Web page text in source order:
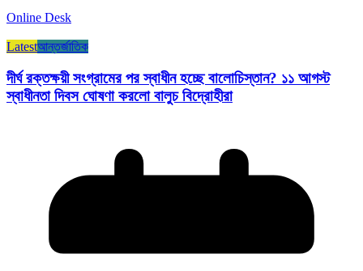
Online Desk
Latestআন্তর্জাতিক
দীর্ঘ রক্তক্ষয়ী সংগ্রামের পর স্বাধীন হচ্ছে বালোচিস্তান? ১১ আগস্ট
স্বাধীনতা দিবস ঘোষণা করলো বালুচ বিদ্রোহীরা